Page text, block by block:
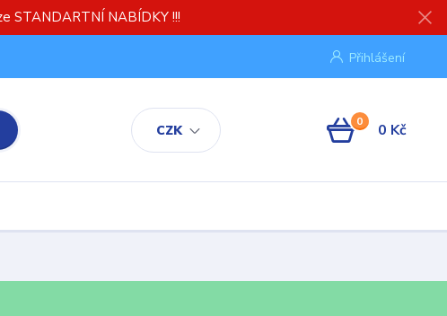
STANDARTNÍ NABÍDKY !!!
CZK
Přihlášení
0 0 Kč